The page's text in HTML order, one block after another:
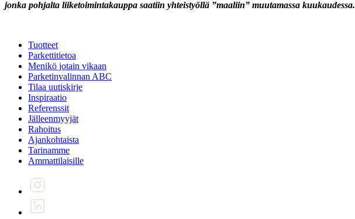
jonka pohjalta liiketoimintakauppa saatiin yhteistyöllä ”maaliin” muutamassa kuukaudessa.
Tuotteet
Parkettitietoa
Menikö jotain vikaan
Parketinvalinnan ABC
Tilaa uutiskirje
Inspiraatio
Referenssit
Jälleenmyyjät
Rahoitus
Ajankohtaista
Tarinamme
Ammattilaisille